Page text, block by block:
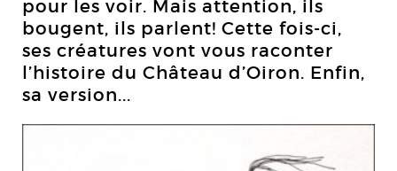
pour les voir. Mais attention, ils
bougent, ils parlent! Cette fois-ci,
ses créatures vont vous raconter
l’histoire du Château d’Oiron. Enfin,
sa version...